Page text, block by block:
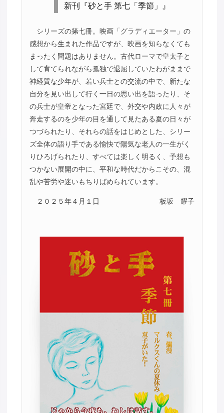
新刊『砂と手 第七「季節」』
シリーズの第七冊。映画「グラディエーター」の
感想から生まれた作品ですが、映画を知らなくても
まったく問題はありません。古代ローマで皇太子と
して育てられながら孤独で退屈していたわがままで
神経質な少年が、若い兵士との交流の中で、新たな
自分を見い出して行く一日の思い出を語ったり、そ
の兵士が皇帝となった宮廷で、外交や内政に人々が
奔走するのを少年の目を通して見たある夏の日々が
つづられたり、それらの話をはじめとした、シリー
ズ全体の語り手である愉快で陽気な老人の一生がく
りひろげられたり、すべては楽しく明るく、予想も
つかない展開の中に、平和な時代だからこその、混
乱や苦労や迷いもちりばめられています。
２０２５年４月１日 板坂 耀子